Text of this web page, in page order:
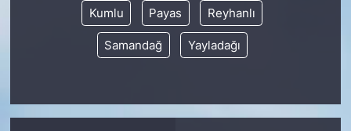
Kumlu Payas Reyhanlı
Samandağ Yayladağı
TEKNOLOJİ